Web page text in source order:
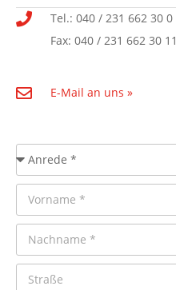
Tel.: 040 / 231 662 30 0
Fax: 040 / 231 662 30 11
E-Mail an uns »